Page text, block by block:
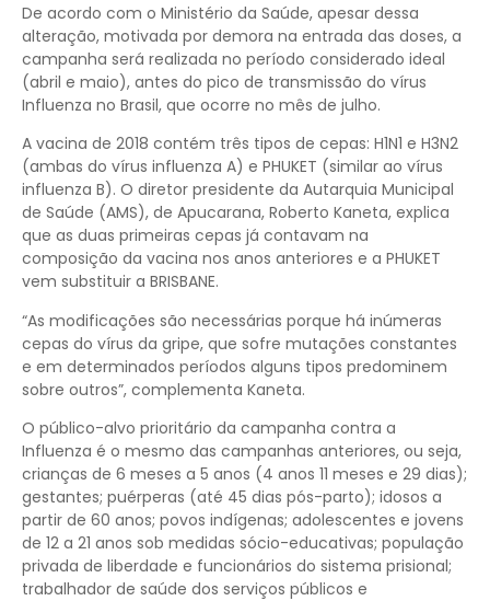
De acordo com o Ministério da Saúde, apesar dessa
alteração, motivada por demora na entrada das doses, a
campanha será realizada no período considerado ideal
(abril e maio), antes do pico de transmissão do vírus
Influenza no Brasil, que ocorre no mês de julho.
A vacina de 2018 contém três tipos de cepas: H1N1 e H3N2
(ambas do vírus influenza A) e PHUKET (similar ao vírus
influenza B). O diretor presidente da Autarquia Municipal
de Saúde (AMS), de Apucarana, Roberto Kaneta, explica
que as duas primeiras cepas já contavam na
composição da vacina nos anos anteriores e a PHUKET
vem substituir a BRISBANE.
“As modificações são necessárias porque há inúmeras
cepas do vírus da gripe, que sofre mutações constantes
e em determinados períodos alguns tipos predominem
sobre outros”, complementa Kaneta.
O público-alvo prioritário da campanha contra a
Influenza é o mesmo das campanhas anteriores, ou seja,
crianças de 6 meses a 5 anos (4 anos 11 meses e 29 dias);
gestantes; puérperas (até 45 dias pós-parto); idosos a
partir de 60 anos; povos indígenas; adolescentes e jovens
de 12 a 21 anos sob medidas sócio-educativas; população
privada de liberdade e funcionários do sistema prisional;
trabalhador de saúde dos serviços públicos e